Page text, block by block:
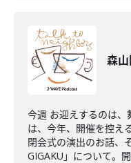
森
今週 お迎えするのは、
は、今年、開催を控え
閉会式の演出のお話、
GIGAKU」について。